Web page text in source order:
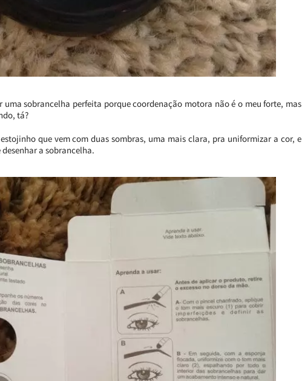
sobrancelha perfeita porque coordenação motora não é o meu forte, mas
tá?
que vem com duas sombras, uma mais clara, pra uniformizar a cor, e
a sobrancelha.